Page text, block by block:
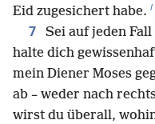
Eid zugesichert habe. l
7
Sei auf jeden
halte dich
mein Diener Moses
ab – weder nach
wirst du überall,